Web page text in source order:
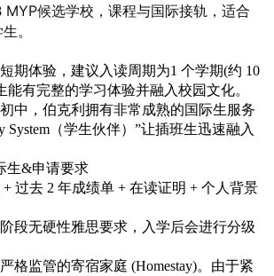
MYP候选学校，课程与国际接轨，适合
。
期体验，建议入读周期为1 个学期(约 10
能有完整的学习体验并融入校园文化。
中，伯克利拥有非常成熟的国际生服务
System（学生伙伴）”让插班生迅速融入
生&申请要求
过去 2 年成绩单 + 在读证明 + 个人背景
段无硬性雅思要求，入学后会进行分级
格监管的寄宿家庭 (Homestay)。由于紧